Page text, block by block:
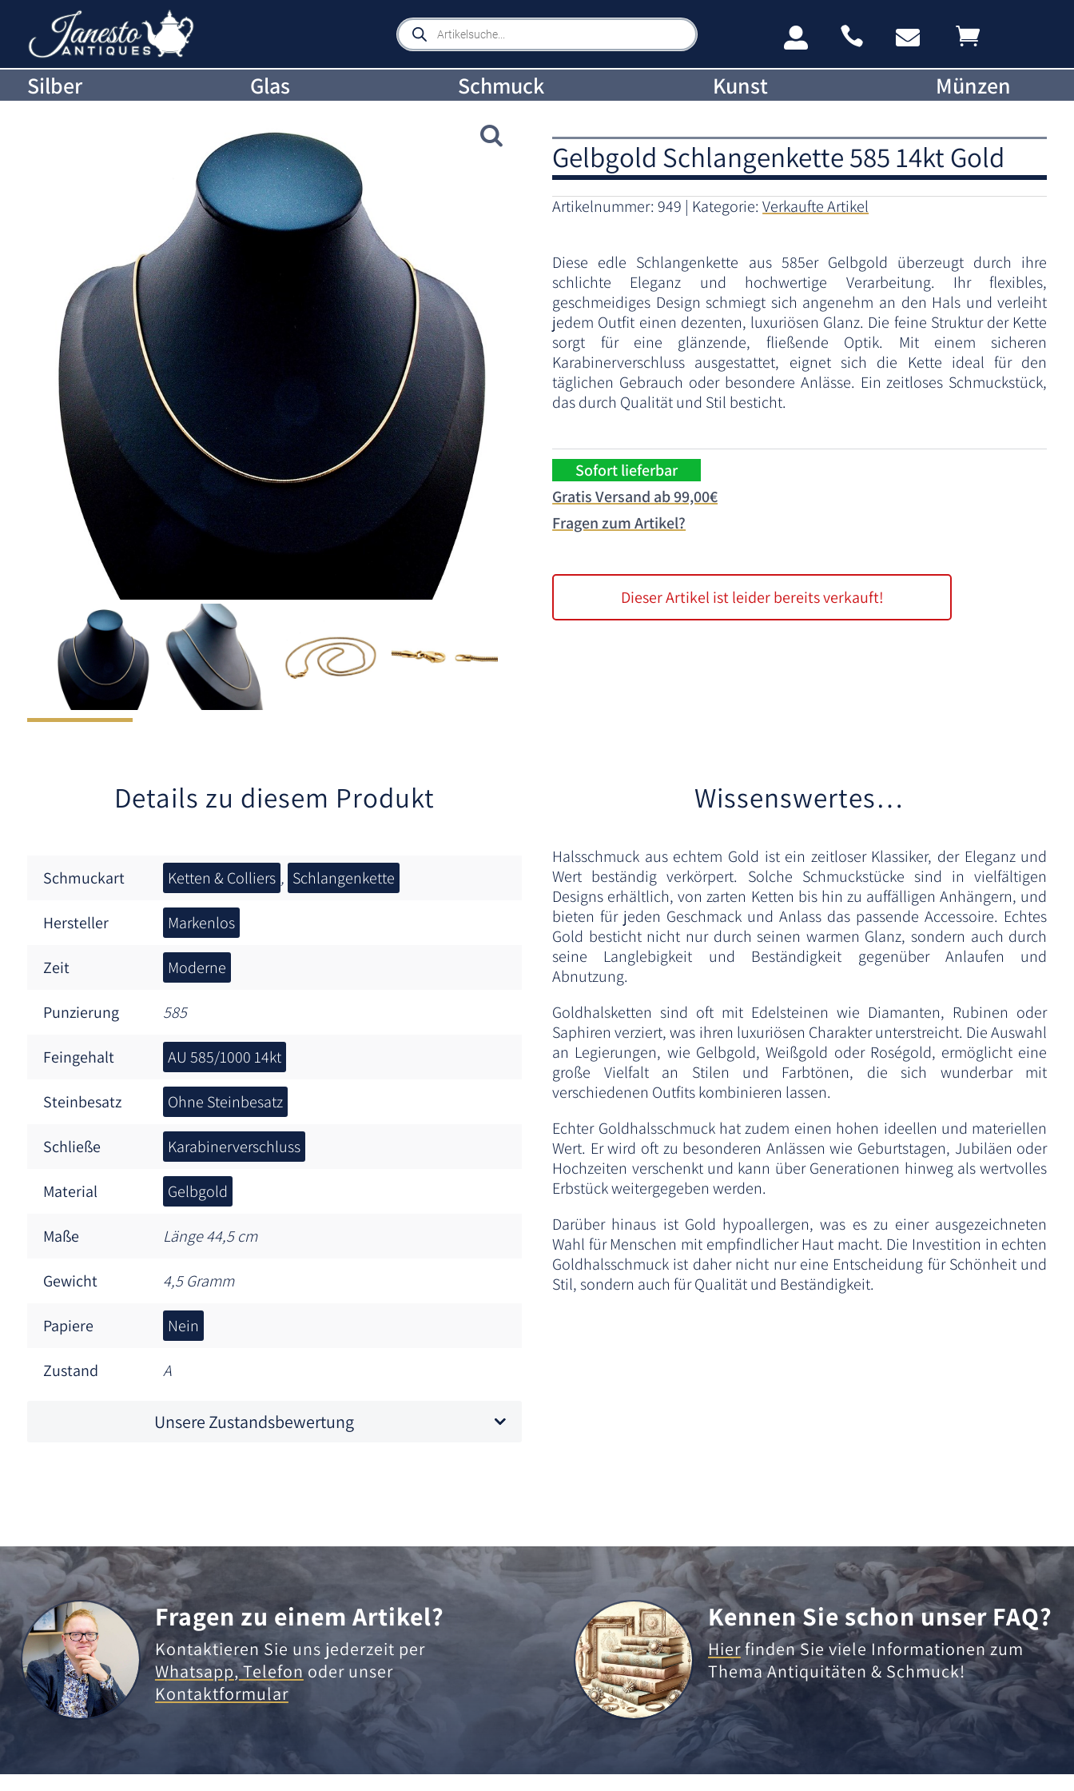
Products
search    
Silber Glas Schmuck Kunst Münzen
Gelbgold Schlangenkette 585 14kt Gold
Artikelnummer:949 Kategorie:Verkaufte Artikel
Diese edle Schlangenkette aus 585er Gelbgold überzeugt durch ihre
schlichte Eleganz und hochwertige Verarbeitung. Ihr flexibles,
geschmeidiges Design schmiegt sich angenehm an den Hals und verleiht
jedem Outfit einen dezenten, luxuriösen Glanz. Die feine Struktur der Kette
sorgt für eine glänzende, fließende Optik. Mit einem sicheren
Karabinerverschluss ausgestattet, eignet sich die Kette ideal für den
täglichen Gebrauch oder besondere Anlässe. Ein zeitloses Schmuckstück,
das durch Qualität und Stil besticht.
Sofort lieferbar
Gratis Versand ab 99,00€
Fragen zum Artikel?
Dieser Artikel ist leider bereits verkauft!
Details zu diesem Produkt
Schmuckart Ketten & Colliers , Schlangenkette
Hersteller Markenlos
Zeit Moderne
Punzierung 585
Feingehalt AU 585/1000 14kt
Steinbesatz Ohne Steinbesatz
Schließe Karabinerverschluss
Material Gelbgold
Maße Länge 44,5 cm
Gewicht 4,5 Gramm
Papiere Nein
Zustand A
Unsere Zustandsbewertung
Wissenswertes…
Halsschmuck aus echtem Gold ist ein zeitloser Klassiker, der Eleganz und
Wert beständig verkörpert. Solche Schmuckstücke sind in vielfältigen
Designs erhältlich, von zarten Ketten bis hin zu auffälligen Anhängern, und
bieten für jeden Geschmack und Anlass das passende Accessoire. Echtes
Gold besticht nicht nur durch seinen warmen Glanz, sondern auch durch
seine Langlebigkeit und Beständigkeit gegenüber Anlaufen und
Abnutzung.
Goldhalsketten sind oft mit Edelsteinen wie Diamanten, Rubinen oder
Saphiren verziert, was ihren luxuriösen Charakter unterstreicht. Die Auswahl
an Legierungen, wie Gelbgold, Weißgold oder Roségold, ermöglicht eine
große Vielfalt an Stilen und Farbtönen, die sich wunderbar mit
verschiedenen Outfits kombinieren lassen.
Echter Goldhalsschmuck hat zudem einen hohen ideellen und materiellen
Wert. Er wird oft zu besonderen Anlässen wie Geburtstagen, Jubiläen oder
Hochzeiten verschenkt und kann über Generationen hinweg als wertvolles
Erbstück weitergegeben werden.
Darüber hinaus ist Gold hypoallergen, was es zu einer ausgezeichneten
Wahl für Menschen mit empfindlicher Haut macht. Die Investition in echten
Goldhalsschmuck ist daher nicht nur eine Entscheidung für Schönheit und
Stil, sondern auch für Qualität und Beständigkeit.
Fragen zu einem Artikel?
Kontaktieren Sie uns jederzeit per
Whatsapp,Telefonoder unser
Kontaktformular
Kennen Sie schon unser FAQ?
Hierfinden Sie viele Informationen zum
Thema Antiquitäten & Schmuck!